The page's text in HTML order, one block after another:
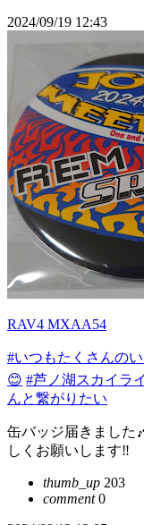
2024/09/19 12:43
RAV4 MXAA54
#いつもたくさんの
😊 #芦ノ湖スカイラ
んと繋がりたい
缶バッジ届きました
しくお願いします‼️
thumb_up 203
comment0